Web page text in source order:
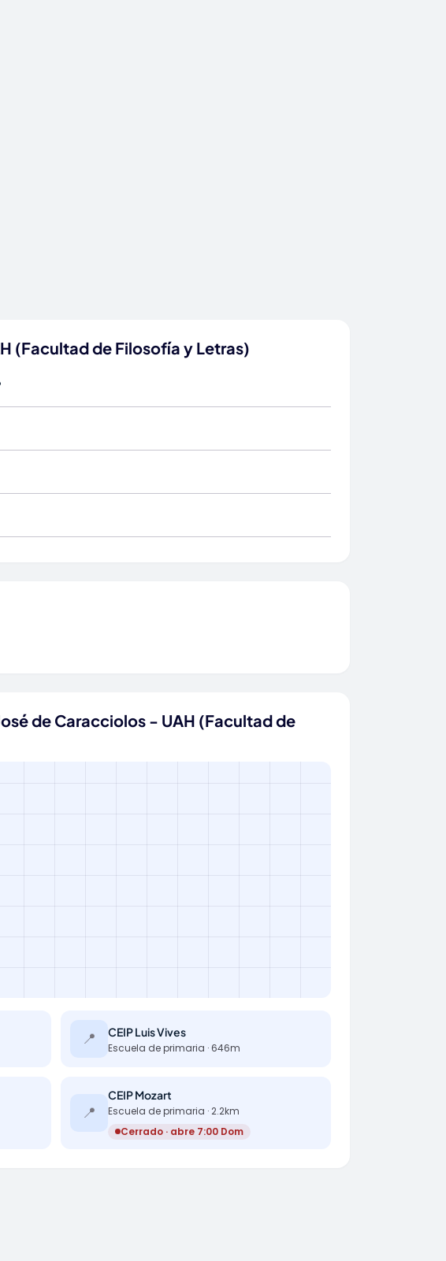
(Facultad de Filosofía y Letras)
de Caracciolos - UAH (Facultad de
📍 CEIP Luis Vives
Escuela de primaria · 646m
📍
CEIP Mozart
Escuela de primaria · 2.2km
Cerrado · abre 7:00 Dom